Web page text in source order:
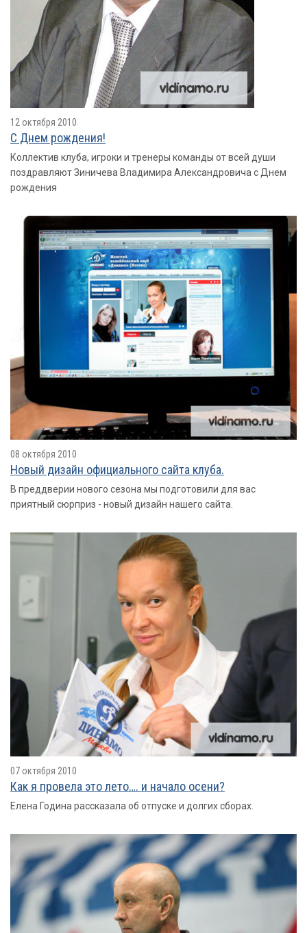
12 октября 2010
С Днем рождения!
Коллектив клуба, игроки и тренеры команды от всей души
поздравляют Зиничева Владимира Александровича с Днем
рождения
08 октября 2010
Новый дизайн официального сайта клуба.
В преддверии нового сезона мы подготовили для вас
приятный сюрприз - новый дизайн нашего сайта.
07 октября 2010
Как я провелa это лето…. и начало осени?
Елена Година рассказала об отпуске и долгих сборах.